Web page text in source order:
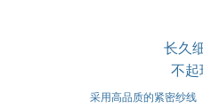
长久
不起
采用高品质的紧密纱